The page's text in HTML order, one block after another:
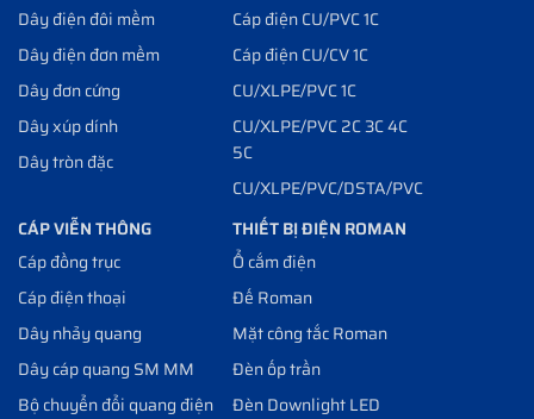
Dây điện đôi mềm
Dây điện đơn mềm
Dây đơn cứng
Dây xúp dính
Dây tròn đặc
Cáp điện CU/PVC 1C
Cáp điện CU/CV 1C
CU/XLPE/PVC 1C
CU/XLPE/PVC 2C 3C 4C
5C
CU/XLPE/PVC/DSTA/PVC
CÁP VIỄN THÔNG
Cáp đồng trục
Cáp điện thoại
Dây nhảy quang
Dây cáp quang SM MM
Bộ chuyển đổi quang điện
THIẾT BỊ ĐIỆN ROMAN
Ổ cắm điện
Đế Roman
Mặt công tắc Roman
Đèn ốp trần
Đèn Downlight LED